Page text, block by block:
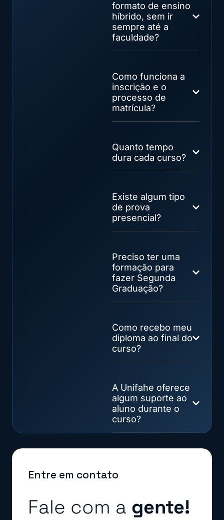
formato de ensino
híbrido, sem ir
sempre até a
faculdade?
Como funciona a
inscrição e o
processo de
matrícula?
Quanto tempo
dura cada curso?
Existe algum tipo
de prova
presencial?
Preciso ter uma
formação para
fazer Segunda
Graduação?
Como recebo meu
diploma ao final do
curso?
A Unifahe oferece
algum suporte ao
aluno durante o
curso?
Entre em contato
Fale com a gente!